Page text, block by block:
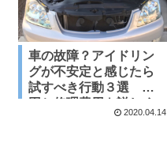
車の故障？アイドリン
グが不安定と感じたら
試すべき行動３選 原
因と修理費用を詳しく
解説 これでだいたい
2020.04.14